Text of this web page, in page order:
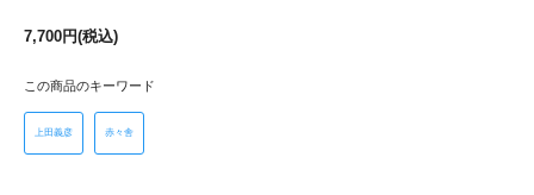
7,700円(税込)
この商品のキーワード
上田義彦 赤々舎